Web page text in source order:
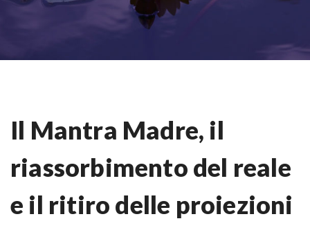
Il Mantra Madre, il
riassorbimento del reale
e il ritiro delle proiezioni